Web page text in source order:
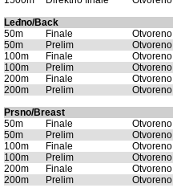
Leđno/Back
50m
Finale Otvoreno
50m
Prelim Otvoreno
100m
Finale Otvoreno
100m
Prelim Otvoreno
200m
Finale Otvoreno
200m
Prelim Otvoreno
Prsno/Breast
50m
Finale Otvoreno
50m
Prelim Otvoreno
100m
Finale Otvoreno
100m
Prelim Otvoreno
200m
Finale Otvoreno
200m
Prelim Otvoreno